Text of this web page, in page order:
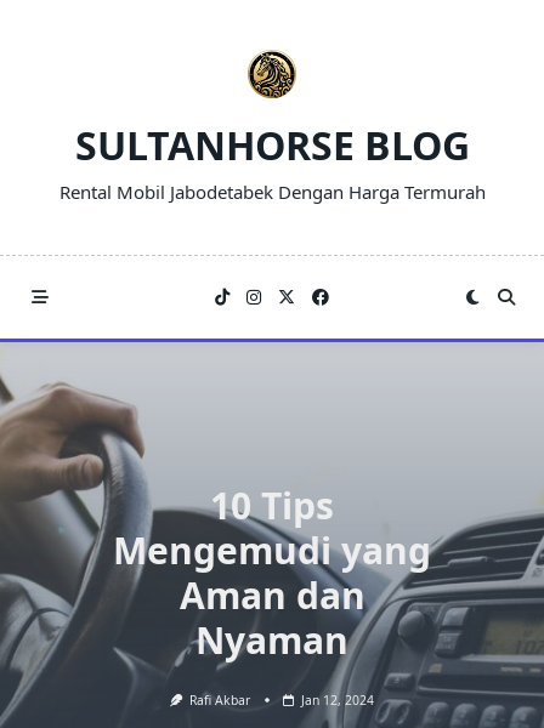
SULTANHORSE BLOG
Rental Mobil Jabodetabek Dengan Harga Termurah
10 Tips
Mengemudi yang
Aman dan
Nyaman
Rafi Akbar Jan 12, 2024